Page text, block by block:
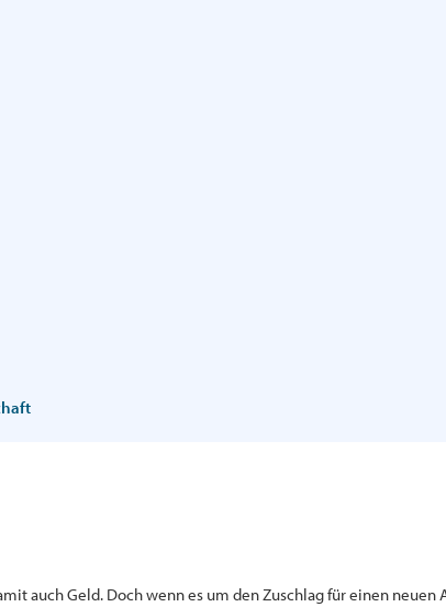
auch Geld. Doch wenn es um den Zuschlag für einen neuen